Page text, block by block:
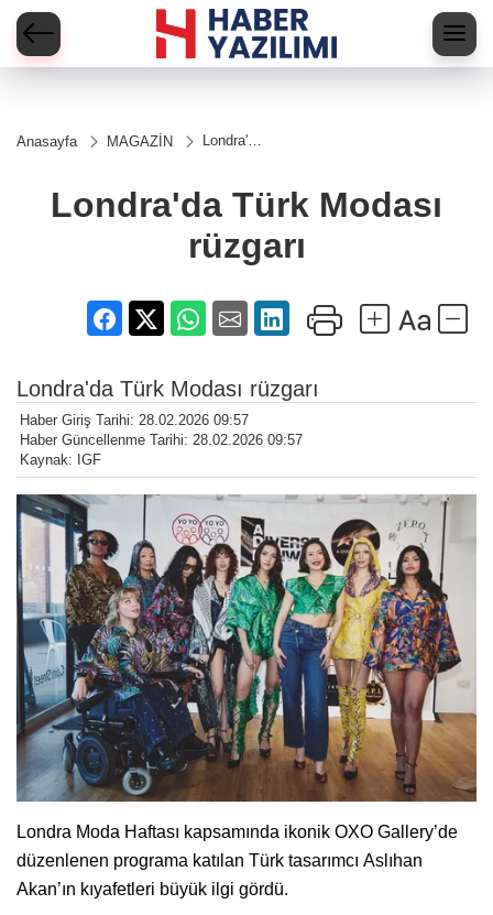
Anasayfa MAGAZİN
Londra'da
rüzgarı
Londra'da Türk Modası
rüzgarı
Londra'da Türk Modası rüzgarı
Haber Giriş Tarihi: 28.02.2026 09:57
Haber Güncellenme Tarihi: 28.02.2026 09:57
Kaynak: IGF
Londra Moda Haftası kapsamında ikonik OXO Gallery’de
düzenlenen programa katılan Türk tasarımcı Aslıhan
Akan’ın kıyafetleri büyük ilgi gördü.